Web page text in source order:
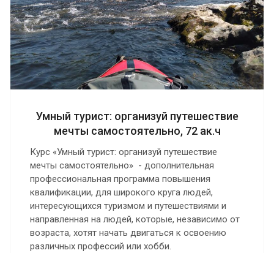
Умный турист: организуй путешествие
мечты самостоятельно, 72 ак.ч
Курс «Умный турист: организуй путешествие
мечты самостоятельно» - дополнительная
профессиональная программа повышения
квалификации, для широкого круга людей,
интересующихся туризмом и путешествиями и
направленная на людей, которые, независимо от
возраста, хотят начать двигаться к освоению
различных профессий или хобби.